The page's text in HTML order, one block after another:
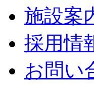
施設案
採用情
お問い